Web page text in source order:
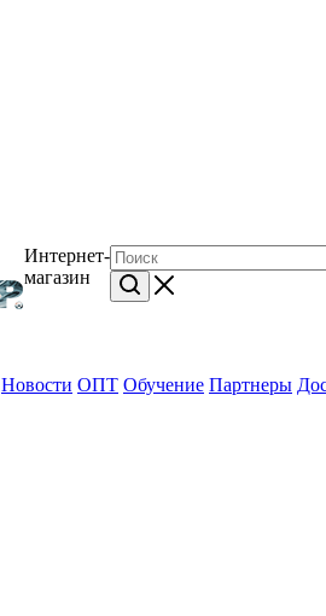
Интернет-
магазин
Новости ОПТ Обучение Партнеры